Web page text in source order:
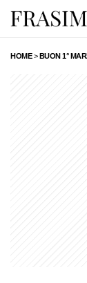
HOME>BUON 1°